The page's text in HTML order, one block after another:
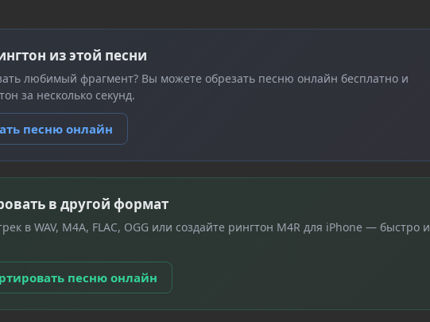
из этой песни
любимый фрагмент? Вы можете обрезать песню онлайн бесплатно и
за несколько секунд.
песню онлайн
в другой формат
в WAV, M4A, FLAC, OGG или создайте рингтон M4R для iPhone — быстро и
песню онлайн